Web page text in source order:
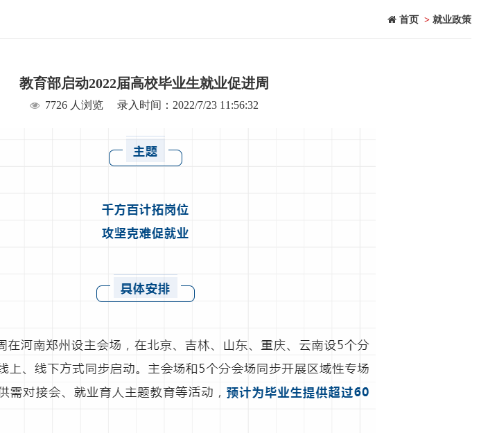
首页 > 就业政策
教育部启动2022届高校毕业生就业促进周
7726 人浏览 录入时间：2022/7/23 11:56:32